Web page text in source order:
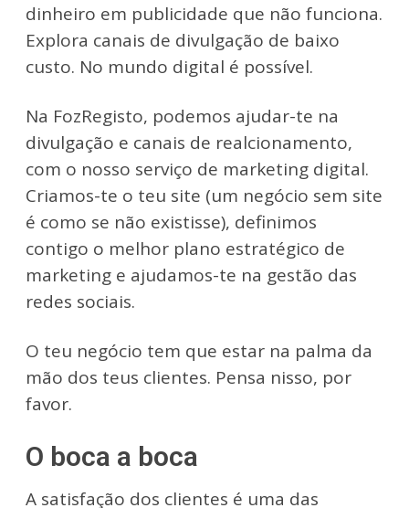
dinheiro em publicidade que não funciona.
Explora canais de divulgação de baixo
custo. No mundo digital é possível.
Na FozRegisto, podemos ajudar-te na
divulgação e canais de realcionamento,
com o nosso serviço de marketing digital.
Criamos-te o teu site (um negócio sem site
é como se não existisse), definimos
contigo o melhor plano estratégico de
marketing e ajudamos-te na gestão das
redes sociais.
O teu negócio tem que estar na palma da
mão dos teus clientes. Pensa nisso, por
favor.
O boca a boca
A satisfação dos clientes é uma das